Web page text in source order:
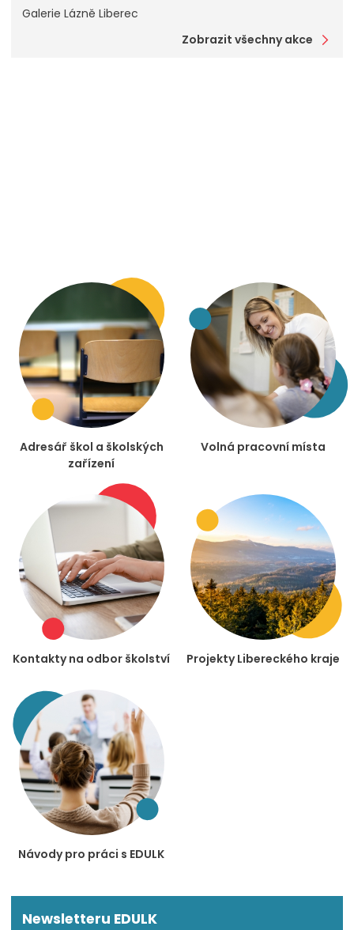
Galerie Lázně Liberec
Zobrazit všechny akce
Adresář škol a školských
zařízení
Volná pracovní místa
Kontakty na odbor školství Projekty Libereckého kraje
Návody pro práci s EDULK
Newsletteru EDULK